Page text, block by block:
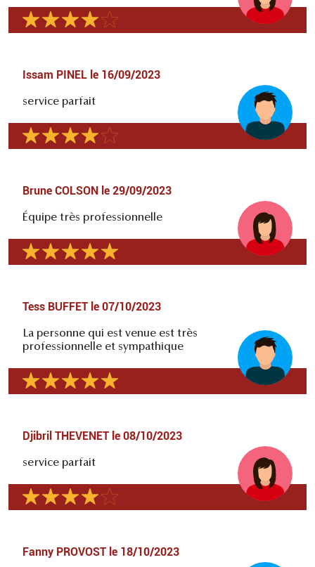
Issam PINEL le 16/09/2023
service parfait
Brune COLSON le 29/09/2023
Équipe très professionnelle
Tess BUFFET le 07/10/2023
La personne qui est venue est très
professionnelle et sympathique
Djibril THEVENET le 08/10/2023
service parfait
Fanny PROVOST le 18/10/2023